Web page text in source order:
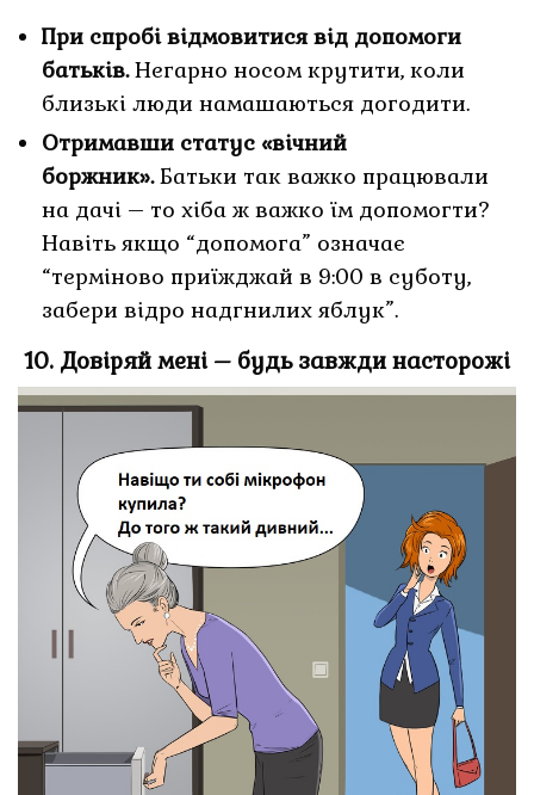
При спробі відмовитися від допомоги
батьків.Негарно носом крутити, коли
близькі люди намашаються догодити.
Отримавши статус «вічний
боржник».Батьки так важко працювали
на дачі – то хіба ж важко їм допомогти?
Навіть якщо “допомога” означає
“терміново приїжджай в 9:00 в суботу,
забери відро надгнилих яблук”.
10. Довіряй мені – будь завжди насторожі